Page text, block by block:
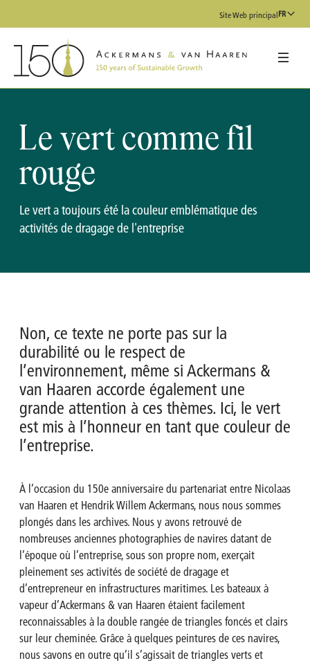
Site Web principalFR
Le vert comme fil
rouge
Le vert a toujours été la couleur emblématique des
activités de dragage de l'entreprise
Non, ce texte ne porte pas sur la
durabilité ou le respect de
l’environnement, même si Ackermans &
van Haaren accorde également une
grande attention à ces thèmes. Ici, le vert
est mis à l’honneur en tant que couleur de
l’entreprise.
À l’occasion du 150e anniversaire du partenariat entre Nicolaas
van Haaren et Hendrik Willem Ackermans, nous nous sommes
plongés dans les archives. Nous y avons retrouvé de
nombreuses anciennes photographies de navires datant de
l’époque où l’entreprise, sous son propre nom, exerçait
pleinement ses activités de société de dragage et
d’entrepreneur en infrastructures maritimes. Les bateaux à
vapeur d’Ackermans & van Haaren étaient facilement
reconnaissables à la double rangée de triangles foncés et clairs
sur leur cheminée. Grâce à quelques peintures de ces navires,
nous savons en outre qu’il s’agissait de triangles verts et